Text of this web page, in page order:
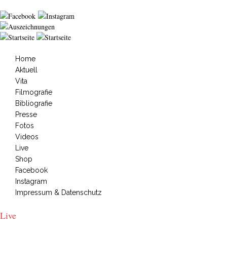
Jump to navigation
Hauptmenü
Home
Aktuell
Vita
Filmografie
Bibliografie
Presse
Fotos
Videos
Live
Shop
Facebook
Instagram
Impressum & Datenschutz
Live